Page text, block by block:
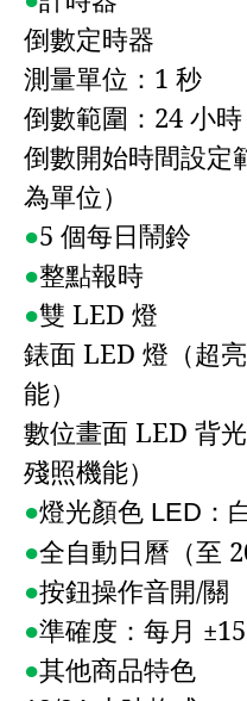
倒數定時器
測量單位： 1 秒
倒數範圍： 24 小時
倒數開始時間設定
為單位）
●5 個每日鬧鈴
●整點報時
●雙 LED 燈
錶面 LED 燈（超
能）
數位畫面 LED 背
殘照機能）
●燈光顏色 LED ：
●全自動日曆（至
●按鈕操作音開/關
●準確度：每月 ±
●其他商品特色